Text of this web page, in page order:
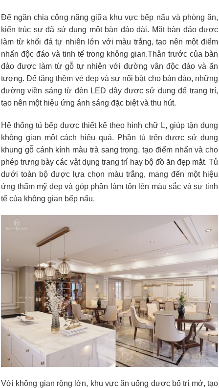
Để ngăn chia công năng giữa khu vực bếp nấu và phòng ăn,
kiến trúc sư đã sử dụng một bàn đảo dài. Mặt bàn đảo được
làm từ khối đá tự nhiên lớn với màu trắng, tạo nên một điểm
nhấn độc đáo và tinh tế trong không gian.Thân trước của bàn
đảo được làm từ gỗ tự nhiên với đường vân độc đáo và ấn
tượng. Để tăng thêm vẻ đẹp và sự nổi bật cho bàn đảo, những
đường viền sáng từ đèn LED dây được sử dụng để trang trí,
tạo nên một hiệu ứng ánh sáng đặc biệt và thu hút.
Hệ thống tủ bếp được thiết kế theo hình chữ L, giúp tận dụng
không gian một cách hiệu quả. Phần tủ trên được sử dụng
khung gỗ cánh kính màu trà sang trọng, tạo điểm nhấn và cho
phép trưng bày các vật dụng trang trí hay bộ đồ ăn đẹp mắt. Tủ
dưới toàn bộ được lựa chọn màu trắng, mang đến một hiệu
ứng thẩm mỹ đẹp và góp phần làm tôn lên màu sắc và sự tinh
tế của không gian bếp nấu.
Với không gian rộng lớn, khu vực ăn uống được bố trí mở, tạo